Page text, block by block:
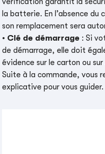
la batterie. En l’absence du
son remplacement sera
• Clé de démarrage : Si
de démarrage, elle doit
évidence sur le carton ou
Suite à la commande, vous
explicative pour vous guider.